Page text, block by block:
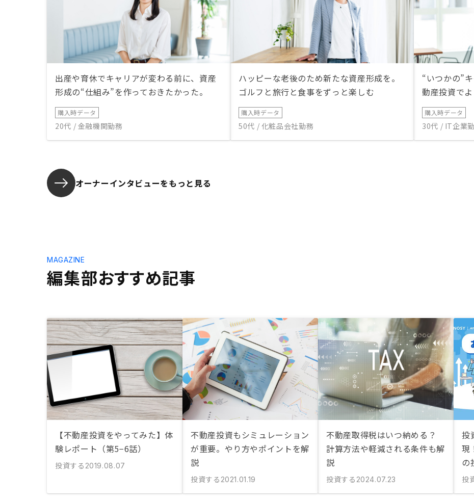
出産や育休でキャリアが変わる前に、資産
形成の“仕組み”を作っておきたかった。
購入時データ
20代 / 金融機関勤務
ハッピーな老後のため新たな資産形成を。
ゴルフと旅行と食事をずっと楽しむ
購入時データ
50代 / 化粧品会社勤務
“いつかの”
動産投資で
購入時データ
30代 / IT企業
オーナーインタビューをもっと見る
編集部おすすめ記事
MAGAZINE
【不動産投資をやってみた】体
験レポート（第5−6話）
投資する 2019.08.07
不動産投資もシミュレーション
が重要。やり方やポイントを解
説
投資する 2021.01.19
不動産取得税はいつ納める？
計算方法や軽減される条件も解
説
投資する 2024.07.23
投
現
の
投